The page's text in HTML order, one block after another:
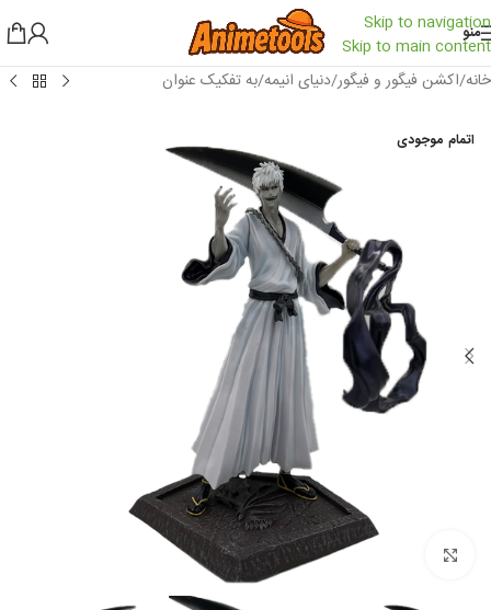
Skip to navigation
Skip to main content
منو
خانه/اکشن فیگور و فیگور/دنیای انیمه/به تفکیک عنوان
اتمام موجودی
بزرگنمایی تصویر